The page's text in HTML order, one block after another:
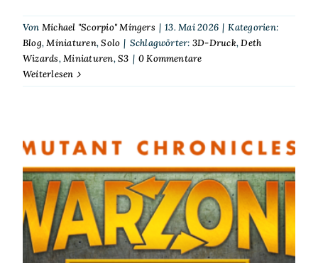
Von Michael "Scorpio" Mingers | 13. Mai 2026 | Kategorien:
Blog,Miniaturen,Solo | Schlagwörter: 3D-Druck,Deth
Wizards,Miniaturen,S3 | 0 Kommentare
Weiterlesen
Mutant Chronicles Warzone
Eternal – Die Imperial-
Modelle im Vergleich und
Stand des Spiels